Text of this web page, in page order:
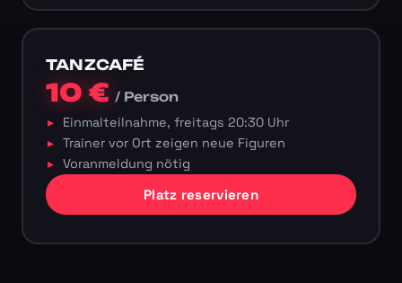
TANZCAFÉ
10 €/ Person
Einmalteilnahme, freitags 20:30 Uhr
Trainer vor Ort zeigen neue Figuren
Voranmeldung nötig
Platz reservieren